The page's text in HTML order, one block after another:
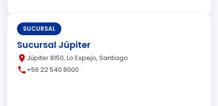
SUCURSAL
Sucursal Júpiter
place Júpiter 8150, Lo Espejo, Santiago
call+56 22 540 8000